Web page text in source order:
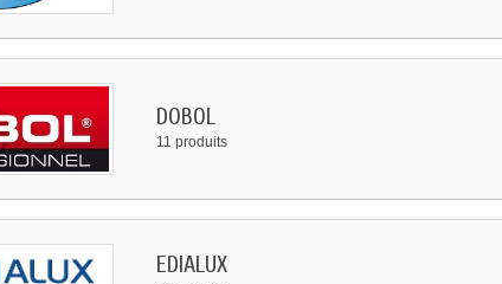
DOBOL
11 produits
EDIALUX